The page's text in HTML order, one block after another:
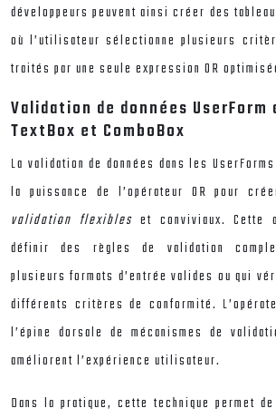
développeurs peuvent ainsi créer des
où l’utilisateur sélectionne plusieurs
traités par une seule expression OR
Validation de données
TextBox et ComboBox
La validation de données dans les
la puissance de l’opérateur OR pour
validation flexibleset conviviaux. Cette
définir des règles de validation
plusieurs formats d’entrée valides ou qui
différents critères de conformité.
l’épine dorsale de mécanismes de
améliorent l’expérience utilisateur.
Dans la pratique, cette technique permet